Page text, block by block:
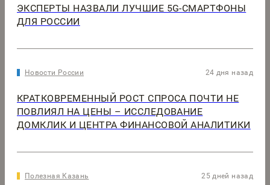
ЭКСПЕРТЫ НАЗВАЛИ ЛУЧШИЕ 5G-СМАРТФОНЫ
ДЛЯ РОССИИ
Новости России 24 дня назад
КРАТКОВРЕМЕННЫЙ РОСТ СПРОСА ПОЧТИ НЕ
ПОВЛИЯЛ НА ЦЕНЫ – ИССЛЕДОВАНИЕ
ДОМКЛИК И ЦЕНТРА ФИНАНСОВОЙ АНАЛИТИКИ
Полезная Казань 25 дней назад